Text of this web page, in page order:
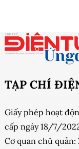
TẠP CHÍ
Giấy phép hoạt
cấp ngày 18/7/
Cơ quan chủ quản: